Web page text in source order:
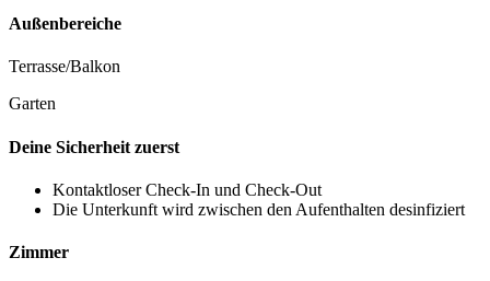
Außenbereiche
Terrasse/Balkon
Garten
Deine Sicherheit zuerst
Kontaktloser Check-In und Check-Out
Die Unterkunft wird zwischen den Aufenthalten desinfiziert
Zimmer